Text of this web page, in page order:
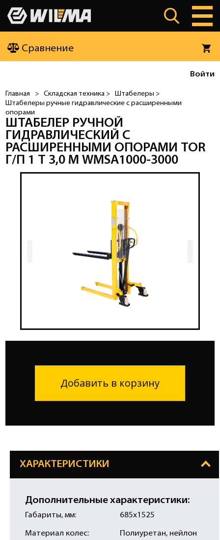
Сравнение
Войти
Главная > Складская техника >
Штабелеры >
Штабелеры ручные гидравлические с расширенными
опорами
ШТАБЕЛЕР РУЧНОЙ
ГИДРАВЛИЧЕСКИЙ С
РАСШИРЕННЫМИ ОПОРАМИ TOR
Г/П 1 Т 3,0 М WMSA1000-3000
Добавить в корзину
ХАРАКТЕРИСТИКИ
Дополнительные характеристики:
Габариты, мм: 685х1525
Материал колес: Полиуретан, нейлон